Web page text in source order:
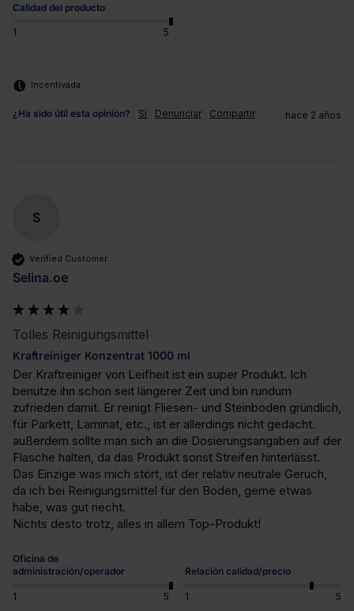
Calidad del producto
1 5
Incentivada
¿Ha sido útil esta opinión? Sí Denunciar Compartir hace 2 años
S
Verified Customer
Selina.oe
Tolles Reinigungsmittel
Kraftreiniger Konzentrat 1000 ml
Der Kraftreiniger von Leifheit ist ein super Produkt. Ich
benutze ihn schon seit längerer Zeit und bin rundum
zufrieden damit. Er reinigt Fliesen- und Steinboden gründlich,
für Parkett, Laminat, etc., ist er allerdings nicht gedacht.
außerdem sollte man sich an die Dosierungsangaben auf der
Flasche halten, da das Produkt sonst Streifen hinterlässt.
Das Einzige was mich stört, ist der relativ neutrale Geruch,
da ich bei Reinigungsmittel für den Boden, gerne etwas
habe, was gut riecht.
Nichts desto trotz, alles in allem Top-Produkt!
Oficina de
administración/operador
1 5
Relación calidad/precio
1
5